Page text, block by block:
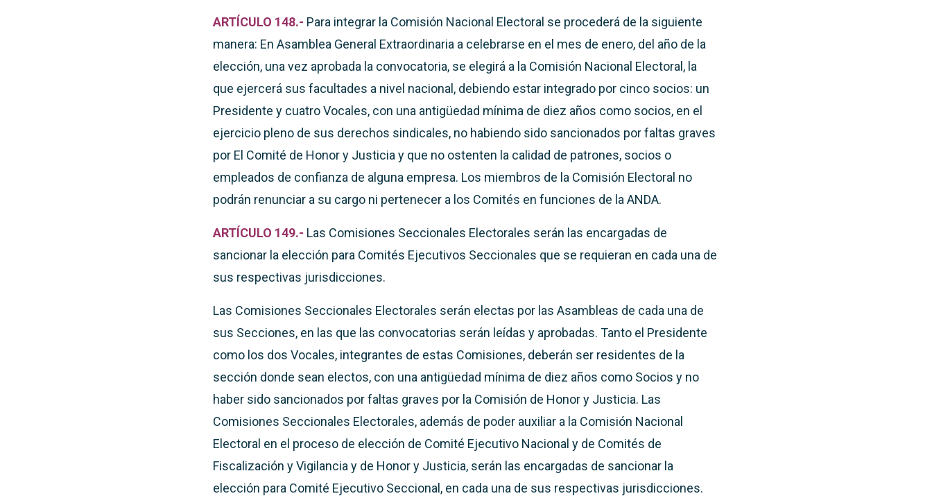
ARTÍCULO 148.- Para integrar la Comisión Nacional Electoral se procederá de la siguiente
manera: En Asamblea General Extraordinaria a celebrarse en el mes de enero, del año de la
elección, una vez aprobada la convocatoria, se elegirá a la Comisión Nacional Electoral, la
que ejercerá sus facultades a nivel nacional, debiendo estar integrado por cinco socios: un
Presidente y cuatro Vocales, con una antigüedad mínima de diez años como socios, en el
ejercicio pleno de sus derechos sindicales, no habiendo sido sancionados por faltas graves
por El Comité de Honor y Justicia y que no ostenten la calidad de patrones, socios o
empleados de confianza de alguna empresa. Los miembros de la Comisión Electoral no
podrán renunciar a su cargo ni pertenecer a los Comités en funciones de la ANDA.
ARTÍCULO 149.- Las Comisiones Seccionales Electorales serán las encargadas de
sancionar la elección para Comités Ejecutivos Seccionales que se requieran en cada una de
sus respectivas jurisdicciones.
Las Comisiones Seccionales Electorales serán electas por las Asambleas de cada una de
sus Secciones, en las que las convocatorias serán leídas y aprobadas. Tanto el Presidente
como los dos Vocales, integrantes de estas Comisiones, deberán ser residentes de la
sección donde sean electos, con una antigüedad mínima de diez años como Socios y no
haber sido sancionados por faltas graves por la Comisión de Honor y Justicia. Las
Comisiones Seccionales Electorales, además de poder auxiliar a la Comisión Nacional
Electoral en el proceso de elección de Comité Ejecutivo Nacional y de Comités de
Fiscalización y Vigilancia y de Honor y Justicia, serán las encargadas de sancionar la
elección para Comité Ejecutivo Seccional, en cada una de sus respectivas jurisdicciones.